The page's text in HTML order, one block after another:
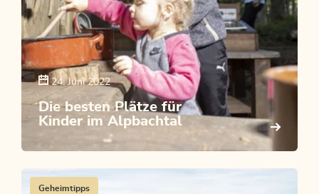
24. Juni 2022
Die besten Plätze für
Kinder im Alpbachtal
Geheimtipps